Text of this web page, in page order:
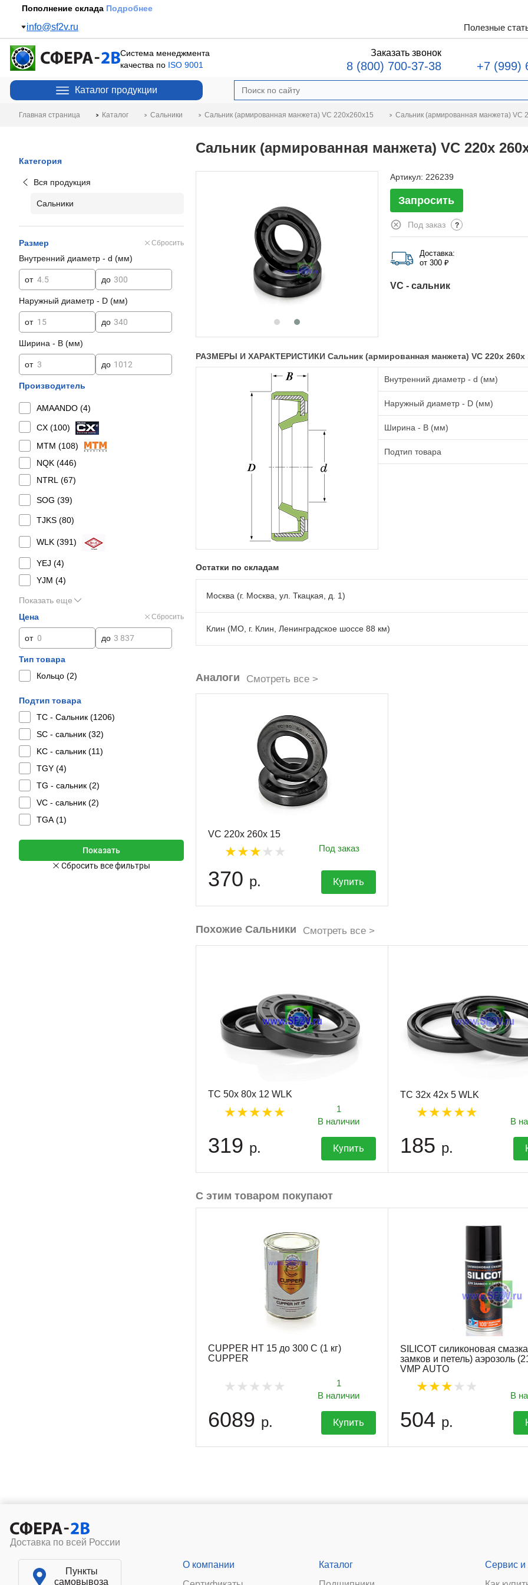
Пополнение склада Подробнее
info@sf2v.ru Полезные
Система менеджмента
качества по ISO 9001
Заказать звонок
8 (800) 700-37-38 +7 (999)
Каталог продукции
Главная страница Каталог Сальники Сальник (армированная манжета) VC 220x260x15 Сальник (армированная манжета) VC
Категория
Вся продукция
Сальники
Размер Сбросить
Внутренний диаметр - d (мм)
от до
Наружный диаметр - D (мм)
от до
Ширина - B (мм)
от до
Производитель
AMAANDO (4)
CX (100)
MTM (108)
NQK (446)
NTRL (67)
SOG (39)
TJKS (80)
WLK (391)
YEJ (4)
YJM (4)
Показать еще
Цена
Сбросить
от до
Тип товара
Кольцо (2)
Подтип товара
TC - Сальник (1206)
SC - сальник (32)
KC - сальник (11)
TGY (4)
TG - сальник (2)
VC - сальник (2)
TGA (1)
Сальник (армированная манжета) VC 220x
Артикул: 226239
Запросить
Под заказ ?
Доставка:
от 300 ₽
VC - сальник
РАЗМЕРЫ И ХАРАКТЕРИСТИКИ Сальник (армированная манжета) VC 220x 260x
Внутренний диаметр - d (мм)
Наружный диаметр - D (мм)
Ширина - B (мм)
Подтип товара
Остатки по складам
Москва (г. Москва, ул. Ткацкая, д. 1)
Клин (МО, г. Клин, Ленинградское шоссе 88 км)
Аналоги Смотреть все >
VC 220x 260x 15
Под заказ
370 р. Купить
Похожие Сальники Смотреть все >
TC 50x 80x 12 WLK
1
В наличии
319 р. Купить
TC 32x 42x 5 WLK
В
185 р.
С этим товаром покупают
CUPPER HT 15 до 300 С (1 кг)
CUPPER
1
В наличии
6089 р. Купить
SILICOT силиконовая
замков и петель) аэрозоль
VMP AUTO
В
504 р.
Доставка по всей России
Пункты
самовывоза
О компании
Каталог
Сервис и